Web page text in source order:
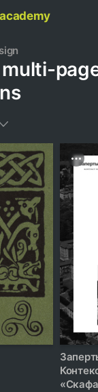
academy